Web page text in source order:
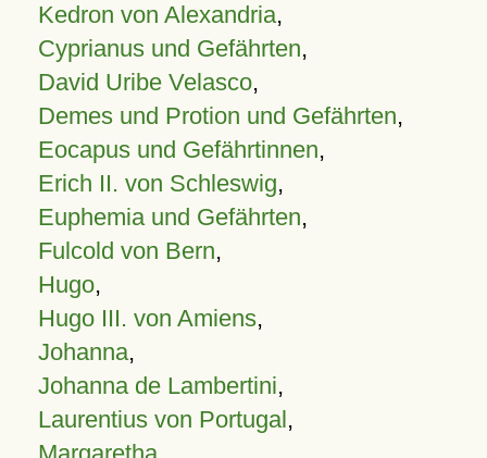
Kedron von Alexandria,
Cyprianus und Gefährten,
David Uribe Velasco,
Demes und Protion und Gefährten,
Eocapus und Gefährtinnen,
Erich II. von Schleswig,
Euphemia und Gefährten,
Fulcold von Bern,
Hugo,
Hugo III. von Amiens,
Johanna,
Johanna de Lambertini,
Laurentius von Portugal,